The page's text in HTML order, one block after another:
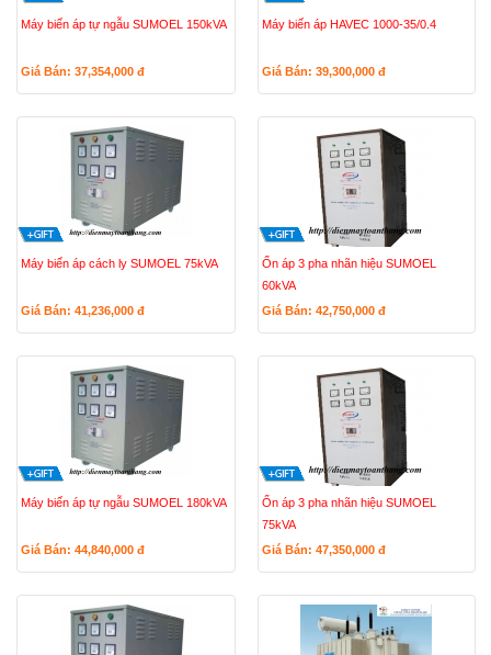
Máy biến áp tự ngẫu SUMOEL 150kVA
Giá Bán: 37,354,000 đ
Máy biến áp HAVEC 1000-35/0.4
Giá Bán: 39,300,000 đ
Máy biến áp cách ly SUMOEL 75kVA
Giá Bán: 41,236,000 đ
Ổn áp 3 pha nhãn hiệu SUMOEL
60kVA
Giá Bán: 42,750,000 đ
Máy biến áp tự ngẫu SUMOEL 180kVA
Giá Bán: 44,840,000 đ
Ổn áp 3 pha nhãn hiệu SUMOEL
75kVA
Giá Bán: 47,350,000 đ